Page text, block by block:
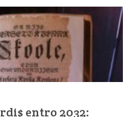
entro 2032: